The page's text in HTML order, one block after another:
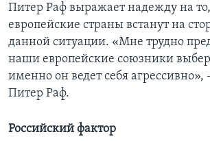
Питер Раф выражает надежду на
европейские страны встанут на
данной ситуации. «Мне трудно
наши европейские союзники
именно он ведет себя агрессивно»,
Питер Раф.
Российский фактор